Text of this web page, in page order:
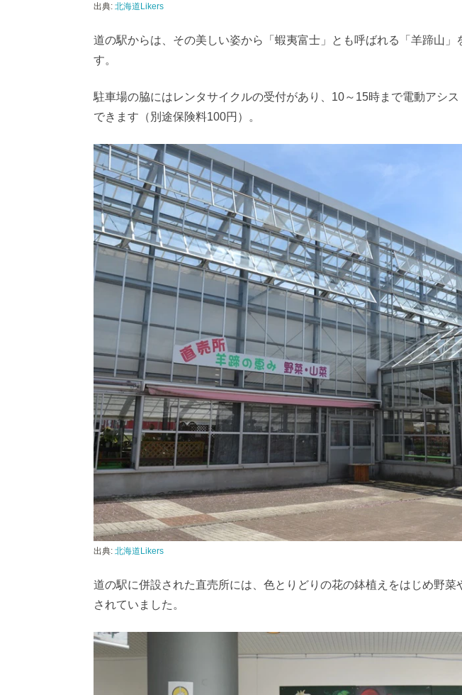
出典: 北海道Likers
道の駅からは、その美しい姿から「蝦夷富士」とも呼ばれる「羊蹄山」
す。
駐車場の脇にはレンタサイクルの受付があり、10～15時まで電動アシ
できます（別途保険料100円）。
出典: 北海道Likers
道の駅に併設された直売所には、色とりどりの花の鉢植えをはじめ野菜
されていました。